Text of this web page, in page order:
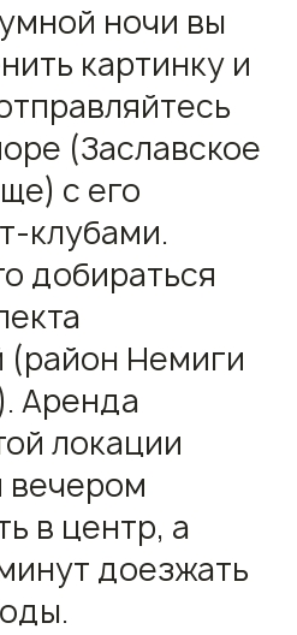
ночи вы
картинку и
(Заславское
с его
клубами.
добираться
Немиги
Аренда
локации
вечером
в центр, а
доезжать